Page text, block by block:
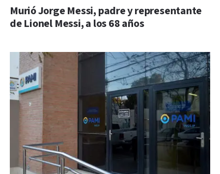
Murió Jorge Messi, padre y representante
de Lionel Messi, a los 68 años